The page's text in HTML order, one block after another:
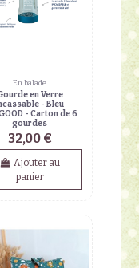
En balade
en Verre
- Bleu
- Carton de 6
gourdes
32,00 €
Ajouter au
panier